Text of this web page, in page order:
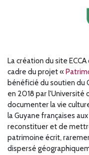
La création du site
cadre du projet«
bénéficié du soutien du
en 2018 par l'Université
documenterlavie
la Guyane françaises
reconstituer et de
patrimoine écrit,
dispersé